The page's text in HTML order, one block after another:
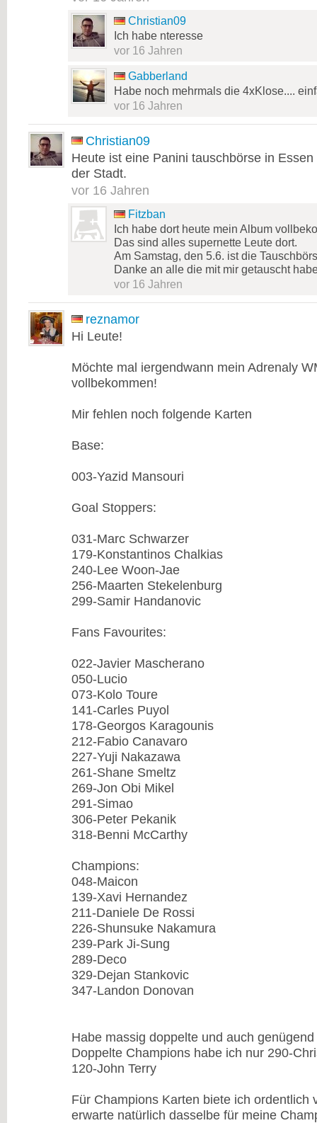
Christian09
Ich habe nteresse
vor 16 Jahren
Gabberland
Habe noch mehrmals die 4xKlose....
vor 16 Jahren
Christian09
Heute ist eine Panini tauschbörse in
der Stadt.
vor 16 Jahren
Fitzban
Ich habe dort heute mein Album
Das sind alles supernette Leute dort.
Am Samstag, den 5.6. ist die
Danke an alle die mit mir getauscht
vor 16 Jahren
reznamor
Hi Leute!
Möchte mal iergendwann mein Adrenaly
vollbekommen!
Mir fehlen noch folgende Karten
Base:
003-Yazid Mansouri
Goal Stoppers:
031-Marc Schwarzer
179-Konstantinos Chalkias
240-Lee Woon-Jae
256-Maarten Stekelenburg
299-Samir Handanovic
Fans Favourites:
022-Javier Mascherano
050-Lucio
073-Kolo Toure
141-Carles Puyol
178-Georgos Karagounis
212-Fabio Canavaro
227-Yuji Nakazawa
261-Shane Smeltz
269-Jon Obi Mikel
291-Simao
306-Peter Pekanik
318-Benni McCarthy
Champions:
048-Maicon
139-Xavi Hernandez
211-Daniele De Rossi
226-Shunsuke Nakamura
239-Park Ji-Sung
289-Deco
329-Dejan Stankovic
347-Landon Donovan
Habe massig doppelte und auch
Doppelte Champions habe ich nur 290-
120-John Terry
Für Champions Karten biete ich ordentlich
erwarte natürlich dasselbe für meine